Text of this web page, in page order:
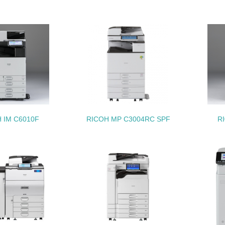
<L1> 「生物多様性保全」に関する取り組み（例：森林保全活動
購入、原材料のトレーサビリティの確認等）を行っている
<L1> 周辺地域の環境保全活動を行い、自治体や地域団体の活動
面の取り組み
<L1> 「人権・労働等」に関する方針、規定等を持っている
<L1> 「公正・適正な取引」に関する方針、規定等を持っている
<L1> 「情報セキュリティ」に関する方針、規定等を持っている
IM C6010F RICOH MP C3004RC SPF